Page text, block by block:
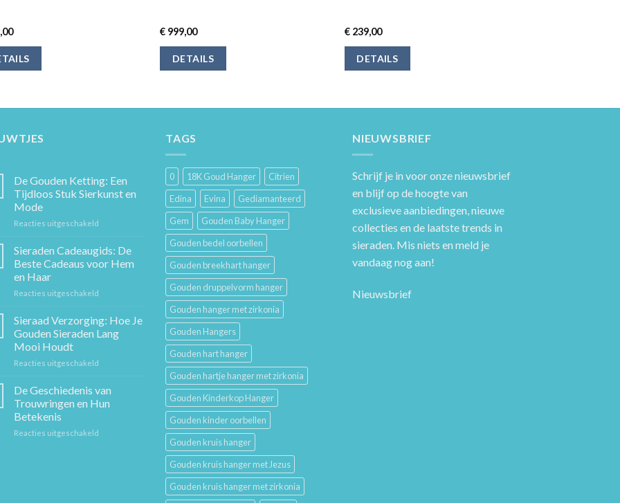
€ 999,00
DETAILS
€239,00
DETAILS
De Gouden Ketting: Een
Tijdloos Stuk Sierkunst en
Mode
Reacties uitgeschakeld
Gouden
Een
Mode
Sieraden Cadeaugids: De
Beste Cadeaus voor Hem
en Haar
Reacties uitgeschakeld
Cadeaugids:
De
Beste
Sieraad Verzorging: Hoe Je
Gouden Sieraden Lang
Mooi Houdt
Reacties uitgeschakeld
Je
De Geschiedenis van
Trouwringen en Hun
Betekenis
Reacties uitgeschakeld
TAGS
0 18K Goud Hanger
Citrien
Edina
Evina
Gediamanteerd
Gem
Gouden Baby Hanger
Gouden bedel oorbellen
Gouden breekhart hanger
Gouden druppelvorm hanger
Gouden hanger met zirkonia
Gouden Hangers
Gouden hart hanger
Gouden hartje hanger met zirkonia
Gouden Kinderkop Hanger
Gouden kinder oorbellen
Gouden kruis hanger
Gouden kruis hanger met Jezus
Gouden kruis hanger met zirkonia
NIEUWSBRIEF
Schrijf je in voor onze nieuwsbrief
en blijf op de hoogte van
exclusieve aanbiedingen, nieuwe
collecties en de laatste trends in
sieraden. Mis niets en meld je
vandaag nog aan!
Nieuwsbrief